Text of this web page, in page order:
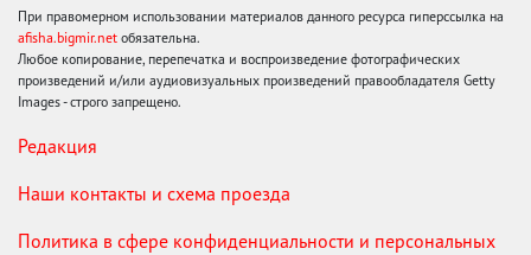
При правомерном использовании материалов данного ресурса гиперссылка на
afisha.bigmir.net обязательна.
Любое копирование, перепечатка и воспроизведение фотографических
произведений и/или аудиовизуальных произведений правообладателя Getty
Images - строго запрещено.
Редакция
Наши контакты и схема проезда
Политика в сфере конфиденциальности и персональных